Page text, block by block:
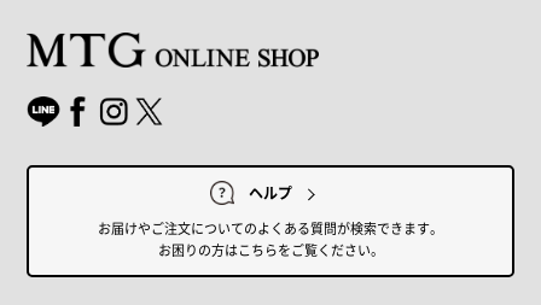
ヘルプ
お届けやご注文についてのよくある質問が検索できます。
お困りの方はこちらをご覧ください。